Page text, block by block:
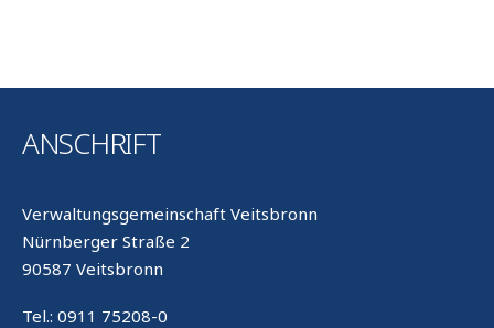
ANSCHRIFT
Verwaltungsgemeinschaft Veitsbronn
Nürnberger Straße 2
90587 Veitsbronn
Tel.: 0911 75208-0